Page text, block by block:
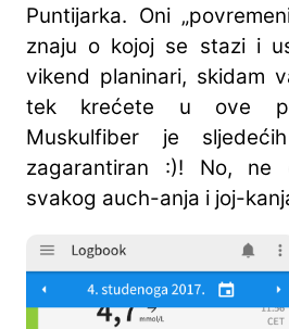
Puntijarka. Oni
znaju o kojoj se stazi i
vikend planinari, skidam
tek krećete u ove
Muskulfiber je
zagarantiran :)! No, ne
svakog auch-anja i joj-